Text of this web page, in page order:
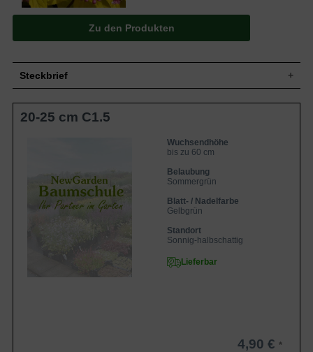
Zu den Produkten
Steckbrief
Wuchs
Zwergstrauch, gedrungen, buschig,
rundlich, vieltriebig, bis zu 60 cm hoch
Blatt
Sommergrün, elliptisch bis spitz-eiförmig,
zugespitzt, gezahnter Rand, im Austrieb
rötlich, dann zitronengelb bis hellgrün, im
Herbst gelb-orangerot, 3 bis 7 cm lang
und 1 bis 3 cm breit
Lilarosa, in Schirmrispen
Blütezeit
Braun, im Winter schwärzlich
20-25 cm C1.5
Wuchsendhöhe
bis zu 60 cm
Belaubung
Sommergrün
Blatt- / Nadelfarbe
Gelbgrün
Standort
Sonnig-halbschattig
Lieferbar
4,90 €